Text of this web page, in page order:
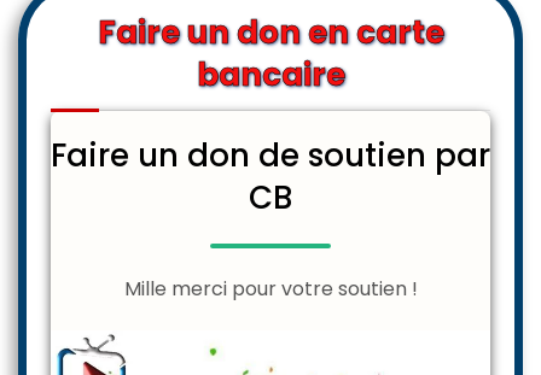
Faire un don en carte
bancaire
Faire un don de soutien par
CB
Mille merci pour votre soutien !